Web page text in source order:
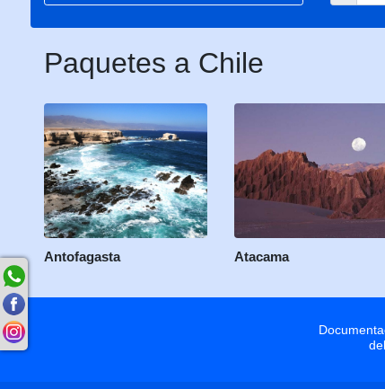
Paquetes a Chile
Antofagasta Atacama